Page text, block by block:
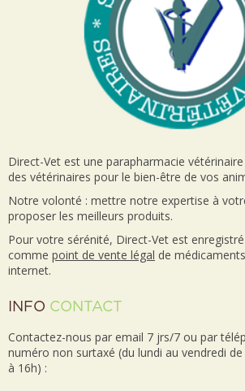
Direct-Vet est une parapharmacie
des vétérinaires pour le bien-être de vos
Notre volonté : mettre notre expertise à
proposer les meilleurs produits.
Pour votre sérénité, Direct-Vet est
comme point de vente légal de
internet.
INFO CONTACT
Contactez-nous par email 7 jrs/7 ou par
numéro non surtaxé (du lundi au vendredi
à 16h) :